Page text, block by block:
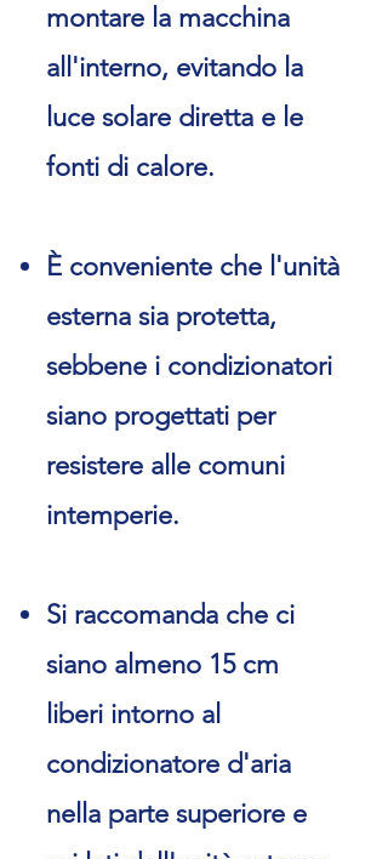
montare la macchina
all'interno, evitando la
luce solare diretta e le
fonti di calore.
È conveniente che l'unità
esterna sia protetta,
sebbene i condizionatori
siano progettati per
resistere alle comuni
intemperie.
Si raccomanda che ci
siano almeno 15 cm
liberi intorno al
condizionatore d'aria
nella parte superiore e